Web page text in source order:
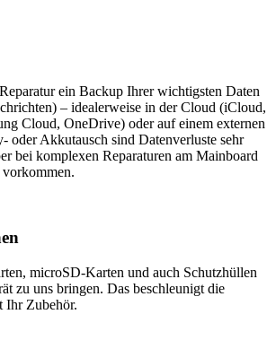
ein Backup Ihrer wichtigsten Daten
– idealerweise in der Cloud (iCloud,
Cloud, OneDrive) oder auf einem externen
oder Akkutausch sind Datenverluste sehr
bei komplexen Reparaturen am Mainboard
microSD-Karten und auch Schutzhüllen
zu uns bringen. Das beschleunigt die
Ihr Zubehör.